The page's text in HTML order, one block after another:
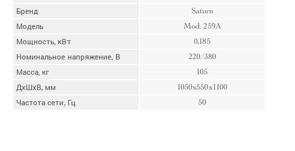
пресс
Гвозди
Иглы
Бренд Saturn
Модель Mod. 259A
Мощность, кВт 0,185
Номинальное напряжение, В 220/380
Масса, кг 105
ДхШхВ, мм 1050x550x1100
Частота сети, Гц 50